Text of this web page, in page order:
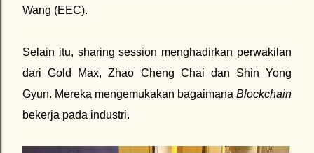
Wang (EEC).
Selain itu, sharing session menghadirkan perwakilan
dari Gold Max, Zhao Cheng Chai dan Shin Yong
Gyun. Mereka mengemukakan bagaimana Blockchain
bekerja pada industri.